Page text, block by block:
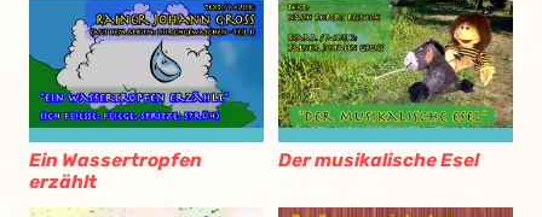
Ein Wassertropfen
erzählt
Der musikalische Esel